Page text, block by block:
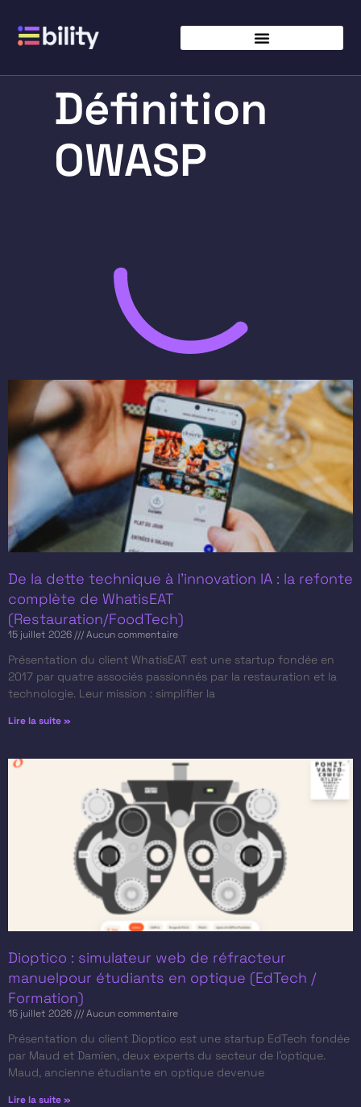
Définition
OWASP
De la dette technique à l’innovation IA : la refonte
complète de WhatisEAT
(Restauration/FoodTech)
15 juillet 2026 Aucun commentaire
Présentation du client​ WhatisEAT est une startup fondée en
2017 par quatre associés passionnés par la restauration et la
technologie. Leur mission : simplifier la
Lire la suite »
Dioptico : simulateur web de réfracteur
manuelpour étudiants en optique (EdTech /
Formation)
15 juillet 2026 Aucun commentaire
Présentation du client​ Dioptico est une startup EdTech fondée
par Maud et Damien, deux experts du secteur de l’optique.
Maud, ancienne étudiante en optique devenue
Lire la suite »